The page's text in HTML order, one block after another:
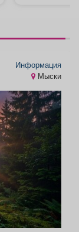
Информация
Мыски